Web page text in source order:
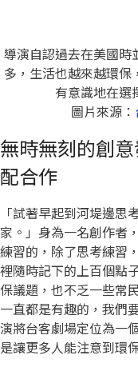
導演自認過去在美國時
多，生活也越來越環保
有意識地在選
圖片來源：
無時無刻的創
配合作
「試著早起到河堤邊思
家。」身為一名創作者
練習的，除了思考練習
裡隨時記下的上百個點
保議題，也不乏一些常
一直都是有趣的，我們
演將台客劇場定位為一
是讓更多人能注意到環